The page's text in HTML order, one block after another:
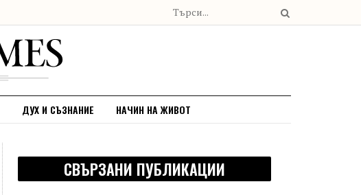
ДУХ И СЪЗНАНИЕ НАЧИН НА ЖИВОТ
СВЪРЗАНИ ПУБЛИКАЦИИ